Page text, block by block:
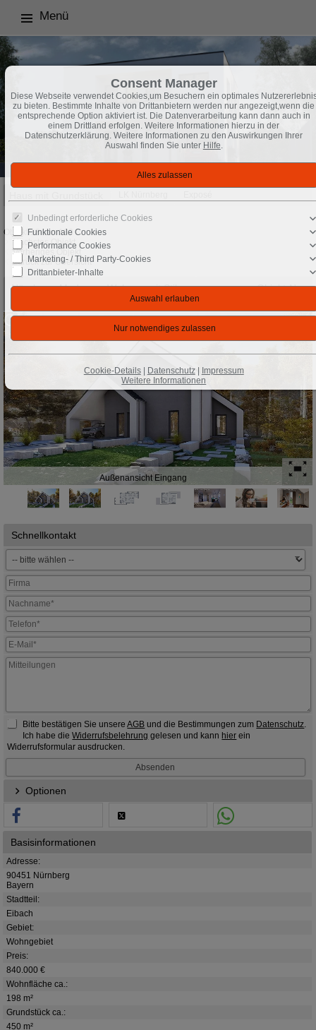
Menü
Objekt 18 von 130
Nächstes Objekt
Vorheriges Objekt
Zurück zur Übersicht
Nürnberg: Modernes Wohnen mit Stil
Objekt-Nr.:
Außenansicht Eingang
Schnellkontakt
Bitte bestätigen Sie unsereAGB und die Bestimmungen zum Datenschutz
Ich habe dieWiderrufsbelehrung gelesen und kann hier ein
Widerrufsformular ausdrucken.
Optionen
Basisinformationen
Adresse:
90451 Nürnberg
Bayern
Stadtteil:
Eibach
Gebiet:
Wohngebiet
Preis:
840.000 €
Wohnfläche ca.:
198 m²
Grundstück ca.:
450 m²
Consent Manager
Diese Webseite verwendet Cookies,um Besuchern ein optimales
zu bieten. Bestimmte Inhalte von Drittanbietern werden nur angezeigt,wenn die
entsprechende Option aktiviert ist. Die Datenverarbeitung kann dann auch in
einem Drittland erfolgen. Weitere Informationen hierzu in der
Datenschutzerklärung. Weitere Informationen zu den Auswirkungen Ihrer
Auswahl finden Sie unter Hilfe
Unbedingt erforderliche Cookies
Funktionale Cookies
Performance Cookies
Marketing- / Third Party-Cookies
Drittanbieter-Inhalte
Cookie-Details| Datenschutz| Impressum
Weitere Informationen